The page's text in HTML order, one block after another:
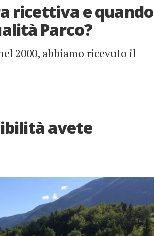
ricettiva e quando
Parco?
2000, abbiamo ricevuto il
avete